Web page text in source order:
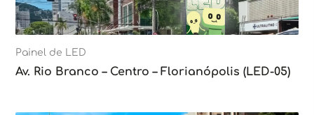
Painel de LED
Av. Rio Branco – Centro – Florianópolis (LED-05)